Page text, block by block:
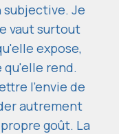
Je
vaut surtout
expose,
qu'elle rend.
l'envie de
autrement
goût. La